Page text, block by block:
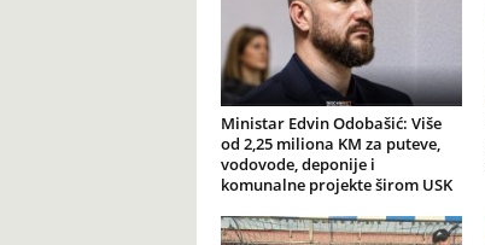
Ministar Edvin Odobašić: Više
od 2,25 miliona KM za puteve,
vodovode, deponije i
komunalne projekte širom USK